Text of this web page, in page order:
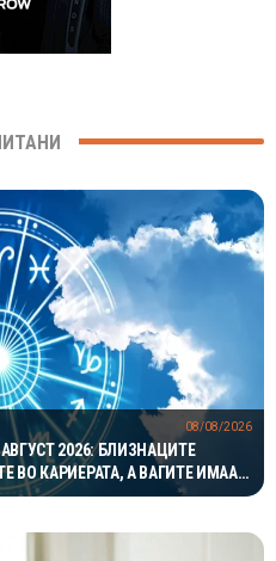
2026: БЛИЗНАЦИТЕ
ВО КАРИЕРАТА, А ВАГИТЕ ИМААТ
08/08/2026